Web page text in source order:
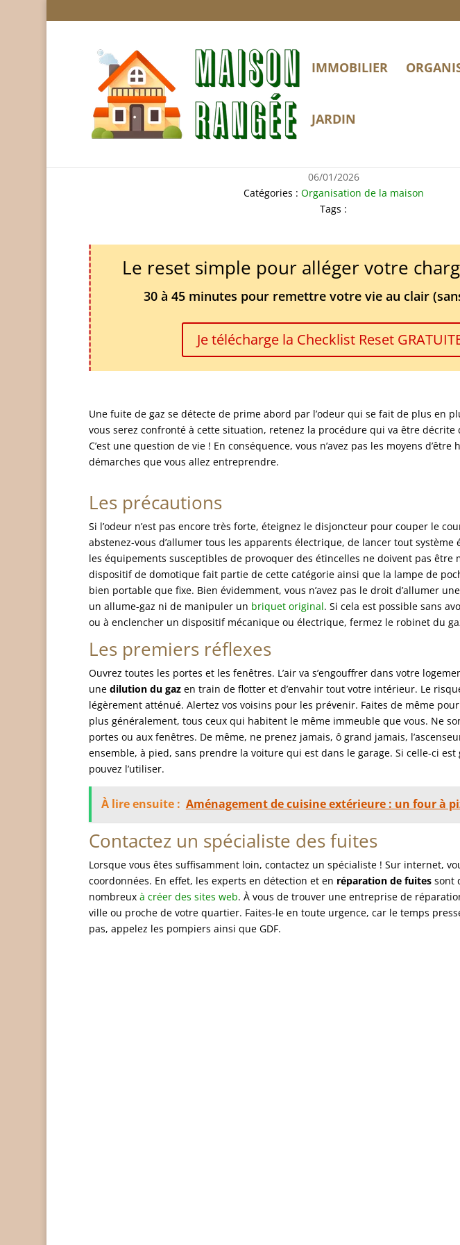
IMMOBILIER
JARDIN
06/01/2026
Catégories : Organisation de la maison
Tags :
Le reset simple pour alléger votre
30 à 45 minutes pour remettre votre vie au clair
Je télécharge la Checklist Reset
Une fuite de gaz se détecte de prime abord par l’odeur qui se fait de plus en
vous serez confronté à cette situation, retenez la procédure qui va être décrite
C’est une question de vie ! En conséquence, vous n’avez pas les moyens d’être
démarches que vous allez entreprendre.
Les précautions
Si l’odeur n’est pas encore très forte, éteignez le disjoncteur pour couper le
abstenez-vous d’allumer tous les apparents électrique, de lancer tout
les équipements susceptibles de provoquer des étincelles ne doivent pas être
dispositif de domotique fait partie de cette catégorie ainsi que la lampe de
bien portable que fixe. Bien évidemment, vous n’avez pas le droit d’allumer
un allume-gaz ni de manipuler un briquet original. Si cela est possible sans
ou à enclencher un dispositif mécanique ou électrique, fermez le robinet du
Les premiers réflexes
Ouvrez toutes les portes et les fenêtres. L’air va s’engouffrer dans votre
unedilution du gazen train de flotter et d’envahir tout votre intérieur. Le
légèrement atténué. Alertez vos voisins pour les prévenir. Faites de même
plus généralement, tous ceux qui habitent le même immeuble que vous. Ne
portes ou aux fenêtres. De même, ne prenez jamais, ô grand jamais,
ensemble, à pied, sans prendre la voiture qui est dans le garage. Si celle-ci
pouvez l’utiliser.
À lire ensuite : Aménagement de cuisine extérieure : un four à
Contactez un spécialiste des fuites
Lorsque vous êtes suffisamment loin, contactez un spécialiste ! Sur internet,
coordonnées. En effet, les experts en détection et en réparation de fuitessont
nombreux à créer des sites web. À vous de trouver une entreprise de
ville ou proche de votre quartier. Faites-le en toute urgence, car le temps
pas, appelez les pompiers ainsi que GDF.